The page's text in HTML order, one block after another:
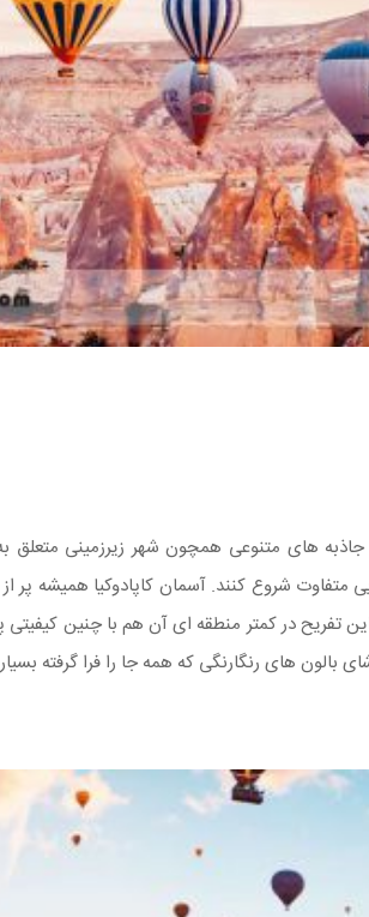
های متنوعی همچون شهر زیرزمینی متعلق
متفاوت شروع کنند. آسمان کاپادوکیا همیشه
تفریح در کمتر منطقه ای آن هم با چنین
بالون های رنگارنگی که همه جا را فرا گرفته